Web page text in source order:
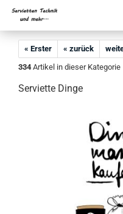
« Erster « zurück
334 Artikel in dieser Kategorie
Serviette Dinge